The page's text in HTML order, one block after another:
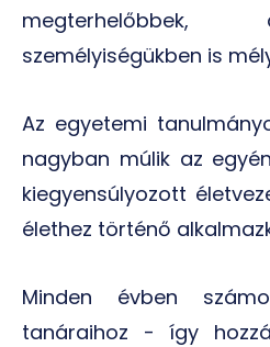
személyiségükben is
Az egyetemi
nagyban múlik az
kiegyensúlyozott
élethez történő
Minden évben
tanáraihoz - így